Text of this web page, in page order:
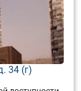
34 (г)